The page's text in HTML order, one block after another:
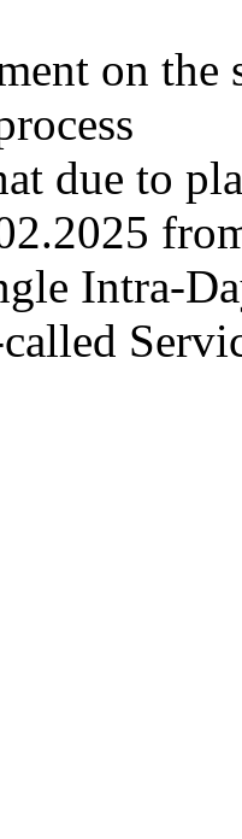
on
due to
Intra-